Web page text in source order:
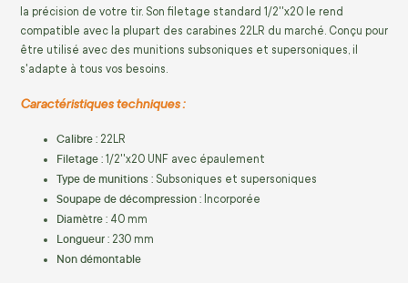
la précision de votre tir. Son filetage standard 1/2''x20 le rend
compatible avec la plupart des carabines 22LR du marché. Conçu pour
être utilisé avec des munitions subsoniques et supersoniques, il
s'adapte à tous vos besoins.
Caractéristiques techniques :
Calibre : 22LR
Filetage : 1/2''x20 UNF avec épaulement
Type de munitions : Subsoniques et supersoniques
Soupape de décompression : Incorporée
Diamètre : 40 mm
Longueur : 230 mm
Non démontable